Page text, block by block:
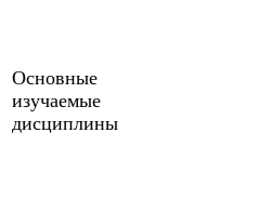
Основные
изучаемые
дисциплины